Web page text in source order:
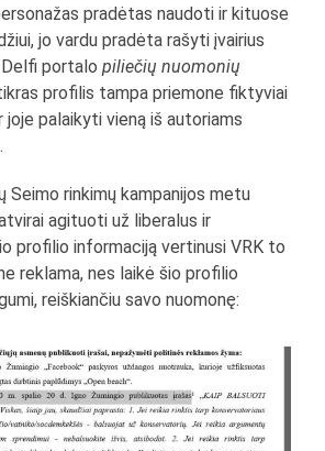
pradėtas naudoti ir kituose
jo vardu pradėta rašyti įvairius
portalopiliečių nuomonių
profilis tampa priemone fiktyviai
joje palaikyti vieną iš autoriams
Seimo rinkimų kampanijos metu
agituoti už liberalus ir
profilio informaciją vertinusi VRK to
reklama, nes laikė šio profilio
reiškiančiu savo nuomonę: